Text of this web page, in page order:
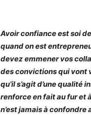
Avoir confiance est soi
quand on est
devez emmener vos
des convictions qui vont
qu’il s’agit d’une qualité
renforce en fait au fur et
n’est jamais à confondre